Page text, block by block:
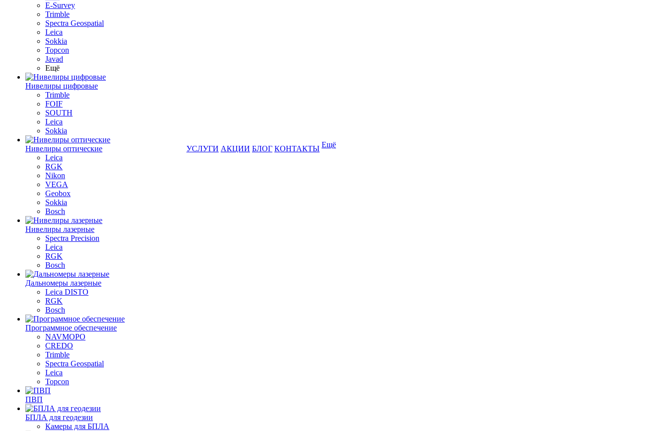
E-Survey
Trimble
Spectra Geospatial
Leica
Sokkia
Topcon
Javad
Ещё
Нивелиры цифровые
Trimble
FOIF
SOUTH
Leica
Sokkia
Нивелиры оптические
Leica
RGK
Nikon
VEGA
Geobox
Sokkia
Bosch
Нивелиры лазерные
Spectra Precision
Leica
RGK
Bosch
Дальномеры лазерные
Leica DISTO
RGK
Bosch
Программное обеспечение
NAVMOPO
CREDO
Trimble
Spectra Geospatial
Leica
Topcon
ПВП
БПЛА для геодезии
Камеры для БПЛА
УСЛУГИ АКЦИИ БЛОГ КОНТАКТЫ Ещё